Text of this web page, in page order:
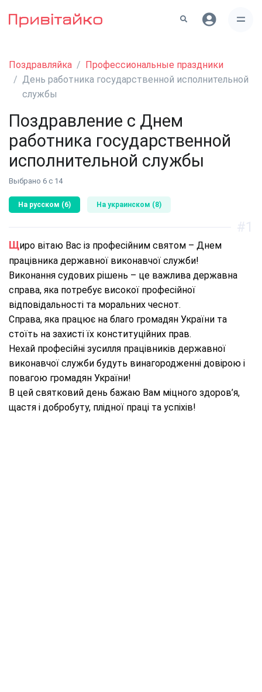
Поздравляйка
Профессиональные праздники
День работника государственной исполнительной
службы
Поздравление с Днем
работника государственной
исполнительной службы
Выбрано 6 с 14
На русском (6) На украинском (8)
Щиро вітаю Вас із професійним святом – Днем
працівника державної виконавчої служби!
Виконання судових рішень – це важлива державна
справа, яка потребує високої професійної
відповідальності та моральних чеснот.
Справа, яка працює на благо громадян України та
стоїть на захисті їх конституційних прав.
Нехай професійні зусилля працівників державної
виконавчої служби будуть винагородженні довірою і
повагою громадян України!
В цей святковий день бажаю Вам міцного здоров’я,
щастя і добробуту, плідної праці та успіхів!
#1